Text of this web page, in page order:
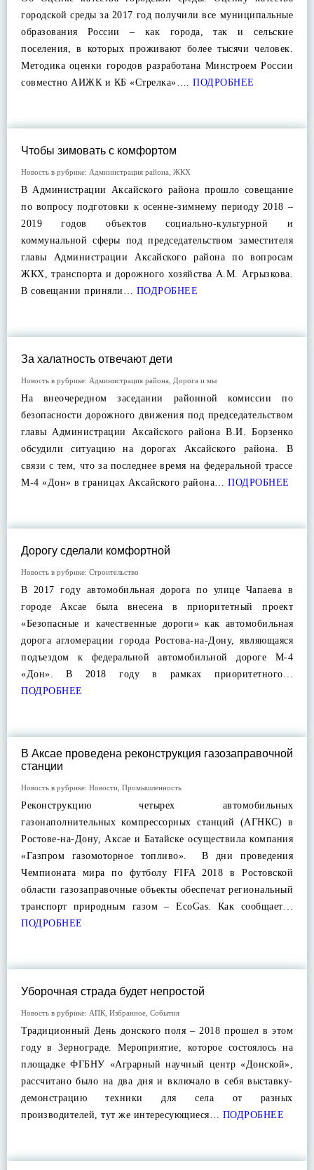
городской среды за 2017 год получили все муниципальные
образования России – как города, так и сельские
поселения, в которых проживают более тысячи человек.
Методика оценки городов разработана Минстроем России
совместно АИЖК и КБ «Стрелка»…. ПОДРОБНЕЕ
Чтобы зимовать с комфортом
Новость в рубрике: Администрация района ЖКХ
В Администрации Аксайского района прошло совещание
по вопросу подготовки к осенне-зимнему периоду 2018 –
2019 годов объектов социально-культурной и
коммунальной сферы под председательством заместителя
главы Администрации Аксайского района по вопросам
ЖКХ, транспорта и дорожного хозяйства А.М. Агрызкова.
В совещании приняли… ПОДРОБНЕЕ
За халатность отвечают дети
Новость в рубрике: Администрация района Дорога и мы
На внеочередном заседании районной комиссии по
безопасности дорожного движения под председательством
главы Администрации Аксайского района В.И. Борзенко
обсудили ситуацию на дорогах Аксайского района. В
связи с тем, что за последнее время на федеральной трассе
М-4 «Дон» в границах Аксайского района… ПОДРОБНЕЕ
Дорогу сделали комфортной
Новость в рубрике: Строительство
В 2017 году автомобильная дорога по улице Чапаева в
городе Аксае была внесена в приоритетный проект
«Безопасные и качественные дороги» как автомобильная
дорога агломерации города Ростова-на-Дону, являющаяся
подъездом к федеральной автомобильной дороге М-4
«Дон». В 2018 году в рамках приоритетного…
ПОДРОБНЕЕ
В Аксае проведена реконструкция газозаправочной
станции
Новость в рубрике: Новости Промышленность
Реконструкцию четырех автомобильных
газонаполнительных компрессорных станций (АГНКС) в
Ростове-на-Дону, Аксае и Батайске осуществила компания
«Газпром газомоторное топливо». В дни проведения
Чемпионата мира по футболу FIFA 2018 в Ростовской
области газозаправочные объекты обеспечат региональный
транспорт природным газом – EcoGas. Как сообщает…
ПОДРОБНЕЕ
Уборочная страда будет непростой
Новость в рубрике: АПК Избранное События
Традиционный День донского поля – 2018 прошел в этом
году в Зернограде. Мероприятие, которое состоялось на
площадке ФГБНУ «Аграрный научный центр «Донской»,
рассчитано было на два дня и включало в себя выставку-
демонстрацию техники для села от разных
производителей, тут же интересующиеся… ПОДРОБНЕЕ